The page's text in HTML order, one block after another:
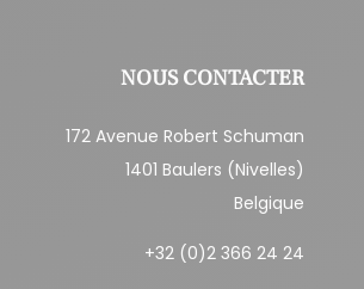
NOUS CONTACTER
172 Avenue Robert Schuman
1401 Baulers (Nivelles)
Belgique
+32 (0)2 366 24 24